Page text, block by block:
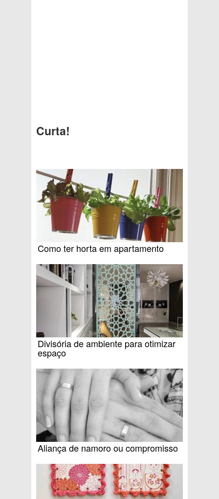
Curta!
Como ter horta em apartamento
Divisória de ambiente para otimizar
espaço
Aliança de namoro ou compromisso